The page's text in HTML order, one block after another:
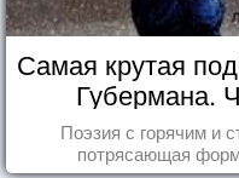
Самая крутая
Губермана.
Поэзия с горячим и
потрясающая